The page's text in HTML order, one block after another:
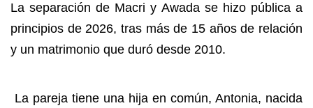
La separación de Macri y Awada se hizo pública a
principios de 2026, tras más de 15 años de relación
y un matrimonio que duró desde 2010.
La pareja tiene una hija en común, Antonia, nacida